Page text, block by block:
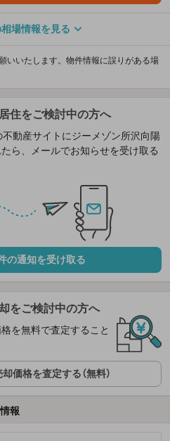
場情報を見る
いいたします。物件情報に誤りがある場
住をご検討中の方へ
動産サイトにジーメゾン所沢向陽
ら、メールでお知らせを受け取る
の通知を受け取る
をご検討中の方へ
を無料で査定すること
価格を査定する（無料）
報